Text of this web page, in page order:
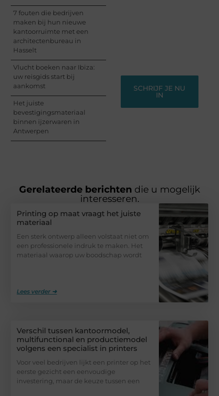
7 fouten die bedrijven
maken bij hun nieuwe
kantoorruimte met een
architectenbureau in
Hasselt
Vlucht boeken naar Ibiza:
uw reisgids start bij
aankomst
Het juiste
bevestigingsmateriaal
binnen ijzerwaren in
Antwerpen
SCHRIJF JE NU
IN
Gerelateerde berichten die u mogelijk
interesseren.
Printing op maat vraagt het juiste
materiaal
Een sterk ontwerp alleen volstaat niet om
een professionele indruk te maken. Het
materiaal waarop uw boodschap wordt
Lees verder ➜
Verschil tussen kantoormodel,
multifunctional en productiemodel
volgens een specialist in printers
Voor veel bedrijven lijkt een printer op het
eerste gezicht een eenvoudige
investering, maar de keuze tussen een